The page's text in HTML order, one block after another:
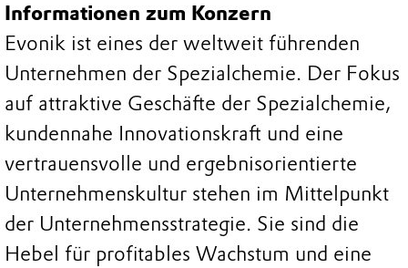
Informationen zum Konzern
Evonik ist eines der weltweit führenden
Unternehmen der Spezialchemie. Der Fokus
auf attraktive Geschäfte der Spezialchemie,
kundennahe Innovationskraft und eine
vertrauensvolle und ergebnisorientierte
Unternehmenskultur stehen im Mittelpunkt
der Unternehmensstrategie. Sie sind die
Hebel für profitables Wachstum und eine